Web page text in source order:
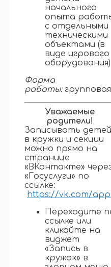
начального
опыта
с отдельными
техническими
объектами (в
виде игрового
оборудования)
Форма
работы:
Уважаемые
родители!
Записывать детей
в кружки и секции
можно прямо на
странице
«ВКонтакте»
«Госуслуги» по
ссылке:
https://vk.com/
Переходите
ссылке или
кликайте на
виджет
«Запись в
кружок» в